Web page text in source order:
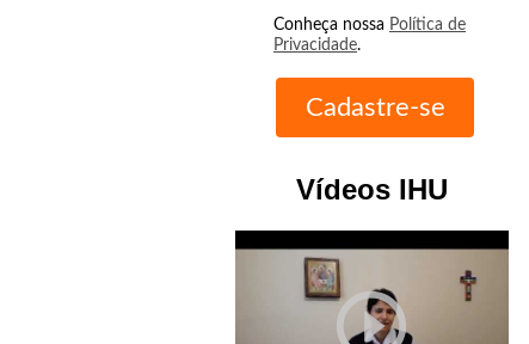
Conheça nossa Política de
Privacidade.
Vídeos IHU
play_circle_outline